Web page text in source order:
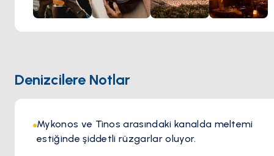
dayanıyor. Gurme vejetaryen lezzetlerden Yunan esintili
yemeklere kadar her tabak, restoranın bütünsel yemek
anlayışına dair bir kanıttır. Bir de kokteylleri unutmayalım –
içecek sunuyor.
Denizcilere Notlar
Mykonos ve Tinos arasındaki kanalda meltemi
estiğinde şiddetli rüzgarlar oluyor.